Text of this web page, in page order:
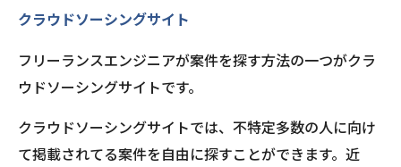
クラウドソーシングサイト
フリーランスエンジニアが案件を探す方法の一つがクラ
ウドソーシングサイトです。
クラウドソーシングサイトでは、不特定多数の人に向け
て掲載されてる案件を自由に探すことができます。近